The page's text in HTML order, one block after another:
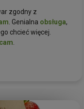
zgodny z
. Genialna obsługa,
chcieć więcej.
.